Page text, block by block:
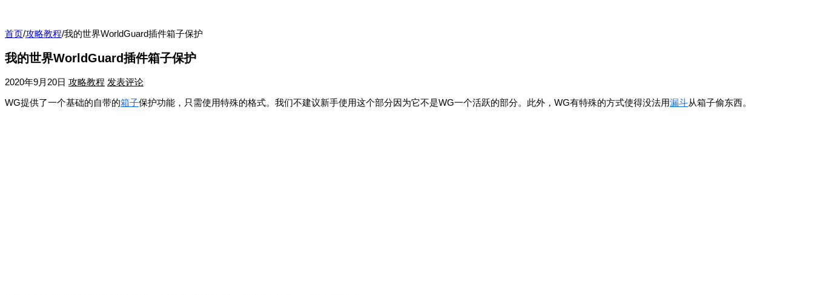
首页/攻略教程/我的世界WorldGuard插件箱子保护
我的世界WorldGuard插件箱子保护
2020年9月20日 攻略教程 发表评论
WG提供了一个基础的自带的箱子保护功能，只需使用特殊的格式。我们不建议新手使用这个部分因为它不是WG一个活跃的部分。此外，WG有特殊的方式使得没法用漏斗从箱子偷东西。